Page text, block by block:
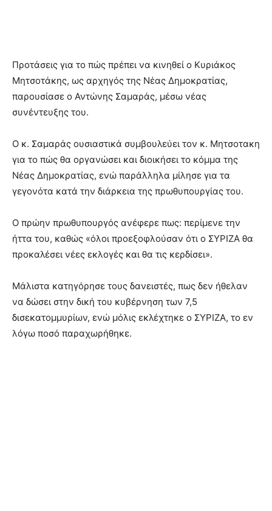
Προτάσεις για το πώς πρέπει να κινηθεί ο Κυριάκος
Μητσοτάκης, ως αρχηγός της Νέας Δημοκρατίας,
παρουσίασε ο Αντώνης Σαμαράς, μέσω νέας
συνέντευξης του.
Ο κ. Σαμαράς ουσιαστικά συμβουλεύει τον κ. Μητσοτακη
για το πώς θα οργανώσει και διοικήσει το κόμμα της
Νέας Δημοκρατίας, ενώ παράλληλα μίλησε για τα
γεγονότα κατά την διάρκεια της πρωθυπουργίας του.
Ο πρώην πρωθυπουργός ανέφερε πως: περίμενε την
ήττα του, καθώς «όλοι προεξοφλούσαν ότι ο ΣΥΡΙΖΑ θα
προκαλέσει νέες εκλογές και θα τις κερδίσει».
Μάλιστα κατηγόρησε τους δανειστές, πως δεν ήθελαν
να δώσει στην δική του κυβέρνηση των 7,5
δισεκατομμυρίων, ενώ μόλις εκλέχτηκε ο ΣΥΡΙΖΑ, το εν
λόγω ποσό παραχωρήθηκε.